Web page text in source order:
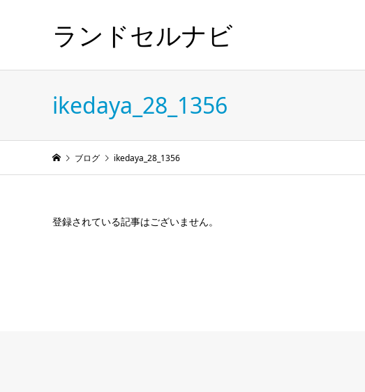
ランドセルナビ
ikedaya_28_1356
ブログ ikedaya_28_1356
登録されている記事はございません。